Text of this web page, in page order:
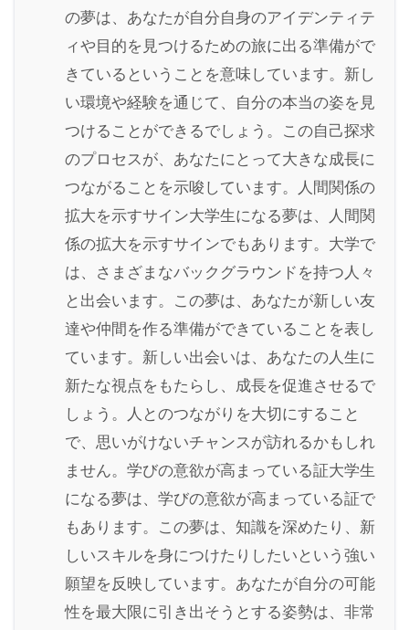
の夢は、あなたが自分自身のアイデンティテ
ィや目的を見つけるための旅に出る準備がで
きているということを意味しています。新し
い環境や経験を通じて、自分の本当の姿を見
つけることができるでしょう。この自己探求
のプロセスが、あなたにとって大きな成長に
つながることを示唆しています。人間関係の
拡大を示すサイン大学生になる夢は、人間関
係の拡大を示すサインでもあります。大学で
は、さまざまなバックグラウンドを持つ人々
と出会います。この夢は、あなたが新しい友
達や仲間を作る準備ができていることを表し
ています。新しい出会いは、あなたの人生に
新たな視点をもたらし、成長を促進させるで
しょう。人とのつながりを大切にすること
で、思いがけないチャンスが訪れるかもしれ
ません。学びの意欲が高まっている証大学生
になる夢は、学びの意欲が高まっている証で
もあります。この夢は、知識を深めたり、新
しいスキルを身につけたりしたいという強い
願望を反映しています。あなたが自分の可能
性を最大限に引き出そうとする姿勢は、非常